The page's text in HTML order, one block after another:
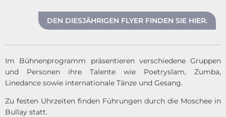
DEN DIESJÄHRIGEN FLYER FINDEN SIE HIER.
Im Bühnenprogramm präsentieren verschiedene Gruppen
und Personen ihre Talente wie Poetryslam, Zumba,
Linedance sowie internationale Tänze und Gesang.
Zu festen Uhrzeiten finden Führungen durch die Moschee in
Bullay statt.